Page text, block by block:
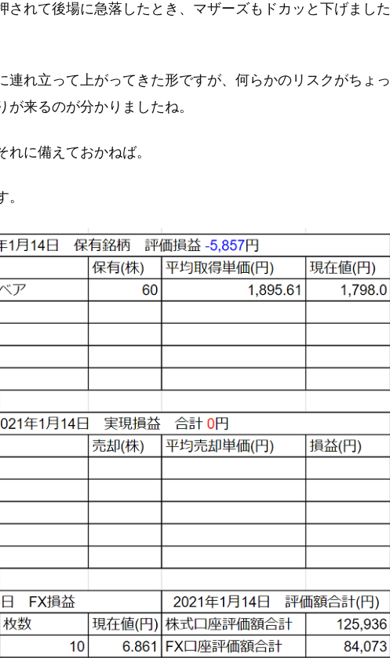
されて後場に急落したとき、マザーズもドカッと下げました
連れ立って上がってきた形ですが、何らかのリスクがちょっ
来るのが分かりましたね。
に備えておかねば。